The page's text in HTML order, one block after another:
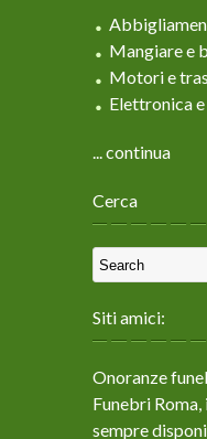
Mangiare e
Motori e
Elettronica
... continua
Cerca
Siti amici:
Onoranze
Funebri
sempre